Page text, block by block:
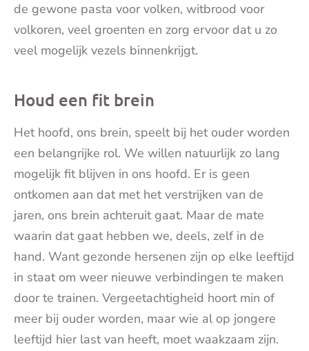
de gewone pasta voor volken, witbrood voor
volkoren, veel groenten en zorg ervoor dat u zo
veel mogelijk vezels binnenkrijgt.
Houd een fit brein
Het hoofd, ons brein, speelt bij het ouder worden
een belangrijke rol. We willen natuurlijk zo lang
mogelijk fit blijven in ons hoofd. Er is geen
ontkomen aan dat met het verstrijken van de
jaren, ons brein achteruit gaat. Maar de mate
waarin dat gaat hebben we, deels, zelf in de
hand. Want gezonde hersenen zijn op elke leeftijd
in staat om weer nieuwe verbindingen te maken
door te trainen. Vergeetachtigheid hoort min of
meer bij ouder worden, maar wie al op jongere
leeftijd hier last van heeft, moet waakzaam zijn.